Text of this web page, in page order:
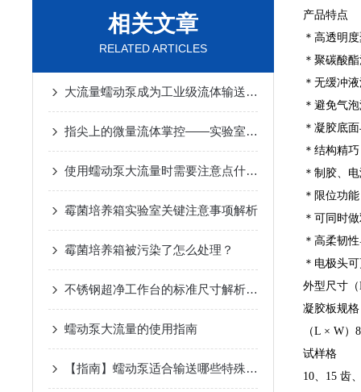
相关文章
RELATED ARTICLES
大流量蠕动泵成为工业级流体输送的*动力
指尖上的微量流体掌控——实验室蠕动泵原理与生化分析前处理应用
使用蠕动泵大流量时需要注意点什么？
霉菌培养箱实验室关键注意事项解析
霉菌培养箱被污染了怎么处理？
不锈钢超净工作台的标准尺寸解析与应用
蠕动泵大流量的使用指南
【指南】蠕动泵适合输送哪些特殊介质？
产品特点
＊高透明
＊聚碳酸
＊无缓冲
＊避免气
＊凝胶底
＊结构精
＊制胶、
＊限位功
＊可同时
＊高柔韧
＊电极头
外型尺寸
凝胶板规格
（L × W）
试样格
10、15 齿